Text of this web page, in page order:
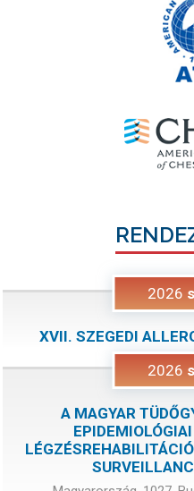
2026
XVII. SZEGEDI
2026
A MAGYAR